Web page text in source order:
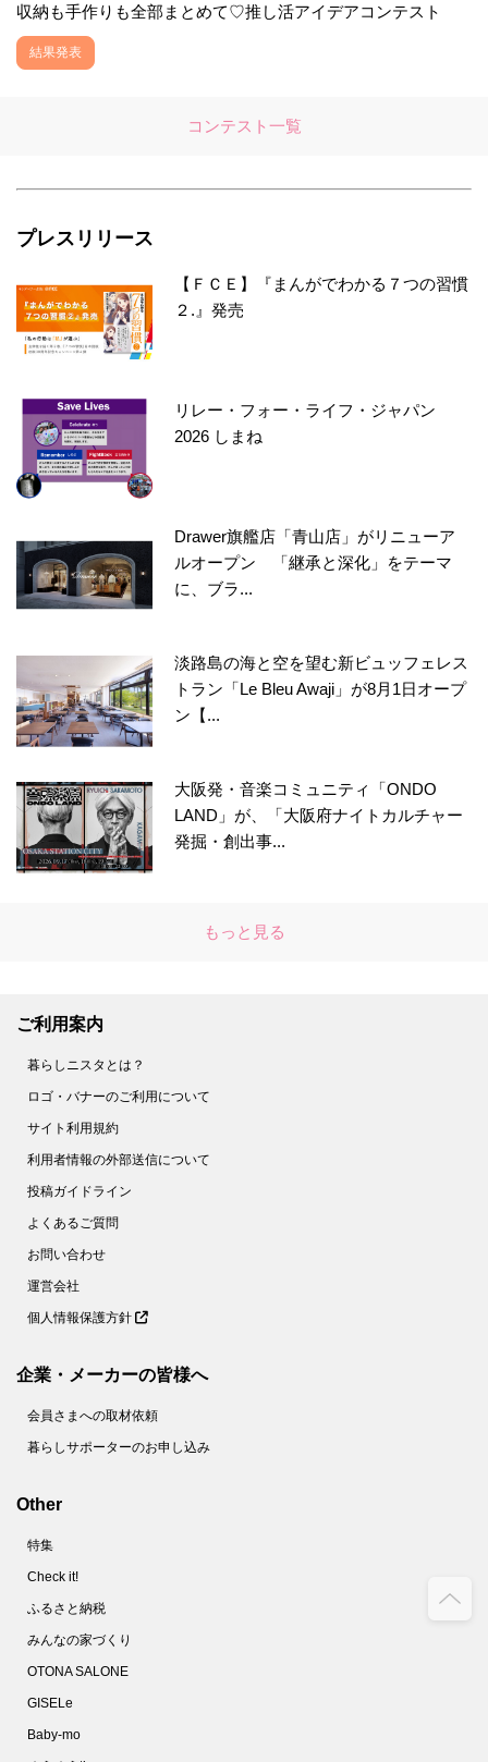
収納も手作りも全部まとめて♡推し活アイデアコンテスト
結果発表
コンテスト一覧
プレスリリース
【ＦＣＥ】『まんがでわかる７つの習慣
２.』発売
リレー・フォー・ライフ・ジャパン
2026 しまね
Drawer旗艦店「青山店」がリニューア
ルオープン 「継承と深化」をテーマ
に、ブラ...
淡路島の海と空を望む新ビュッフェレス
トラン「Le Bleu Awaji」が8月1日オープ
ン【...
大阪発・音楽コミュニティ「ONDO
LAND」が、「大阪府ナイトカルチャー
発掘・創出事...
もっと見る
ご利用案内
暮らしニスタとは？
ロゴ・バナーのご利用について
サイト利用規約
利用者情報の外部送信について
投稿ガイドライン
よくあるご質問
お問い合わせ
運営会社
個人情報保護方針
企業・メーカーの皆様へ
会員さまへの取材依頼
暮らしサポーターのお申し込み
Other
特集
Check it!
ふるさと納税
みんなの家づくり
OTONA SALONE
GISELe
Baby-mo